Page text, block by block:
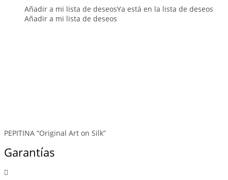
Añadir a mi lista de deseosYa está en la lista de deseos
Añadir a mi lista de deseos
PEPITINA “Original Art on Silk”
Garantías